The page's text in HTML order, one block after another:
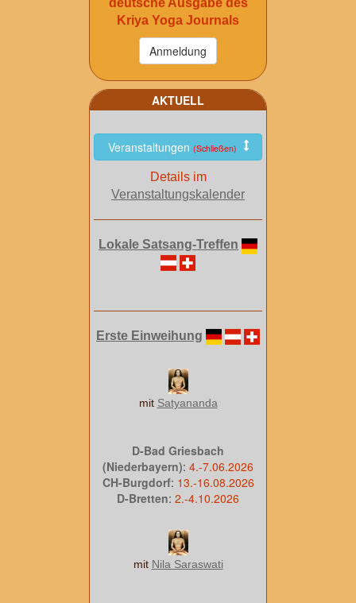
deutsche Ausgabe des
Kriya Yoga Journals
AKTUELL
Veranstaltungen (Schließen)
Details im
Veranstaltungskalender
Lokale Satsang-Treffen
Erste Einweihung
mit Satyananda
D-Bad Griesbach
(Niederbayern): 4.-7.06.2026
CH-Burgdorf: 13.-16.08.2026
D-Bretten: 2.-4.10.2026
mit Nila Saraswati